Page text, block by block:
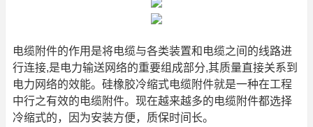
电缆附件的作用是将电缆与各类装置和电缆之间的线路进
行连接,是电力输送网络的重要组成部分,其质量直接关系到
电力网络的效能。硅橡胶冷缩式电缆附件就是一种在工程
中行之有效的电缆附件。现在越来越多的电缆附件都选择
冷缩式的，因为安装方便，质保时间长。